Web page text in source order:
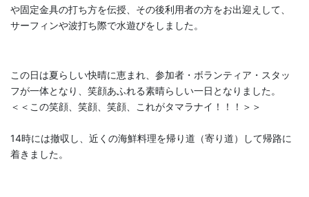
や固定金具の打ち方を伝授、その後利用者の方をお出迎えして、
サーフィンや波打ち際で水遊びをしました。
この日は夏らしい快晴に恵まれ、参加者・ボランティア・スタッ
フが一体となり、笑顔あふれる素晴らしい一日となりました。
＜＜この笑顔、笑顔、笑顔、これがタマラナイ！！！＞＞
14時には撤収し、近くの海鮮料理を帰り道（寄り道）して帰路に
着きました。